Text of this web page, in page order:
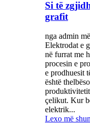
Si të
grafit
nga admin
Elektrodat e
në furrat me
procesin e
e prodhuesit
është
çelikut. Kur
elektrik...
Lexo më